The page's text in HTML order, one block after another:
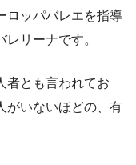
ロッパバレエを指導
リーナです。
者とも言われてお
がいないほどの、有